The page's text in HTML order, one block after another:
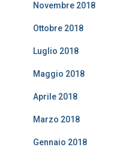
Novembre 2018
Ottobre 2018
Luglio 2018
Maggio 2018
Aprile 2018
Marzo 2018
Gennaio 2018